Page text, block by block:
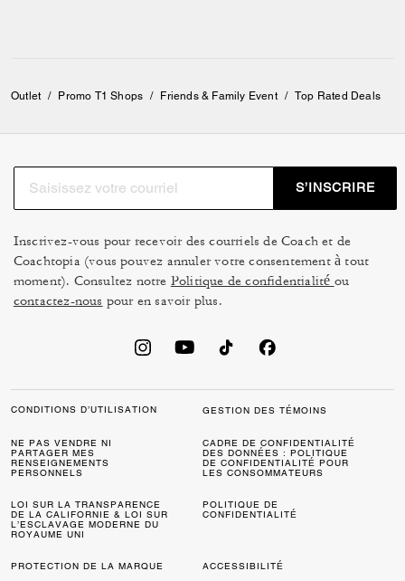
Outlet / Promo T1 Shops / Friends & Family Event / Top Rated Deals
S’INSCRIRE
Inscrivez-vous pour recevoir des courriels de Coach et de
Coachtopia (vous pouvez annuler votre consentement à tout
moment). Consultez notre Politique de confidentialité ou
contactez-nous pour en savoir plus.
CONDITIONS D’UTILISATION GESTION DES TÉMOINS
NE PAS VENDRE NI
PARTAGER MES
RENSEIGNEMENTS
PERSONNELS
CADRE DE CONFIDENTIALITÉ
DES DONNÉES : POLITIQUE
DE CONFIDENTIALITÉ POUR
LES CONSOMMATEURS
LOI SUR LA TRANSPARENCE
DE LA CALIFORNIE & LOI SUR
L’ESCLAVAGE MODERNE DU
ROYAUME UNI
POLITIQUE DE
CONFIDENTIALITÉ
PROTECTION DE LA MARQUE ACCESSIBILITÉ